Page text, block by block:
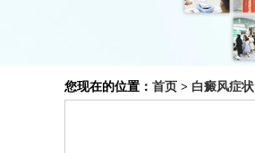
您现在的位置： 首页 > 白癜风症状